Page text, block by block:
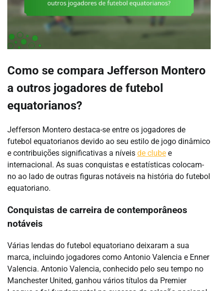
Como se compara Jefferson Montero
a outros jogadores de futebol
equatorianos?
Jefferson Montero destaca-se entre os jogadores de
futebol equatorianos devido ao seu estilo de jogo dinâmico
e contribuições significativas a níveis de clube e
internacional. As suas conquistas e estatísticas colocam-
no ao lado de outras figuras notáveis na história do futebol
equatoriano.
Conquistas de carreira de contemporâneos
notáveis
Várias lendas do futebol equatoriano deixaram a sua
marca, incluindo jogadores como Antonio Valencia e Enner
Valencia. Antonio Valencia, conhecido pelo seu tempo no
Manchester United, ganhou vários títulos da Premier